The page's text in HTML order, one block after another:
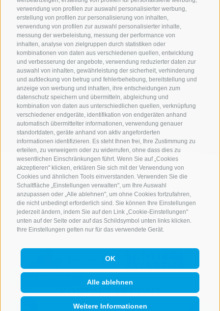
verwendung von profilen zur auswahl personalisierter werbung,
erstellung von profilen zur personalisierung von inhalten,
verwendung von profilen zur auswahl personalisierter inhalte,
messung der werbeleistung, messung der performance von
inhalten, analyse von zielgruppen durch statistiken oder
kombinationen von daten aus verschiedenen quellen, entwicklung
und verbesserung der angebote, verwendung reduzierter daten zur
auswahl von inhalten, gewährleistung der sicherheit, verhinderung
und aufdeckung von betrug und fehlerbehebung, bereitstellung und
anzeige von werbung und inhalten, ihre entscheidungen zum
datenschutz speichern und übermitteln, abgleichung und
kombination von daten aus unterschiedlichen quellen, verknüpfung
verschiedener endgeräte, identifikation von endgeräten anhand
automatisch übermittelter informationen, verwendung genauer
standortdaten, geräte anhand von aktiv angeforderten
informationen identifizieren. Es steht Ihnen frei, Ihre Zustimmung zu
erteilen, zu verweigern oder zu widerrufen, ohne dass dies zu
wesentlichen Einschränkungen führt. Wenn Sie auf „Cookies
akzeptieren" klicken, erklären Sie sich mit der Verwendung von
Cookies und ähnlichen Tools einverstanden. Verwenden Sie die
Schaltfläche „Einstellungen verwalten", um Ihre Auswahl
anzupassen oder „Alle ablehnen", um ohne Cookies fortzufahren,
die nicht unbedingt erforderlich sind. Sie können Ihre Einstellungen
jederzeit ändern, indem Sie auf den Link „Cookie-Einstellungen"
unten auf der Seite oder auf das Schildsymbol unten links klicken.
Ihre Einstellungen gelten nur für das verwendete Gerät.
OK
Alle ablehnen
Weitere Informationen
NUR ONLINE BUCHBARE BETRIEBE
Suche starten
zur kompletten Unterkunftsliste
KONTAKTIERE UNS